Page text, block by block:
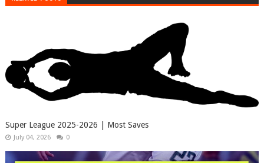
Super League 2025-2026 | Most Saves
July 04, 2026 0